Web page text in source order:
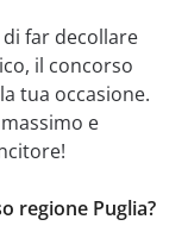
far decollare
il concorso
tua occasione.
e
regione Puglia?